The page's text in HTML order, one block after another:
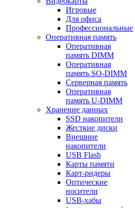
Игровые
Для офиса
Профессиональные
Оперативная память
Оперативная
память DIMM
Оперативная
память SO-DIMM
Серверная память
Оперативная
память U-DIMM
Хранение данных
SSD накопители
Жесткие диски
Внешние
накопители
USB Flash
Карты памяти
Карт-ридеры
Оптические
носители
USB-хабы